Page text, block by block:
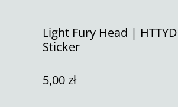
Light Fury Head | HTTYD
Sticker
5,00 zł